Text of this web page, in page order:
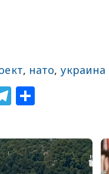
, нато, украина
Telegram